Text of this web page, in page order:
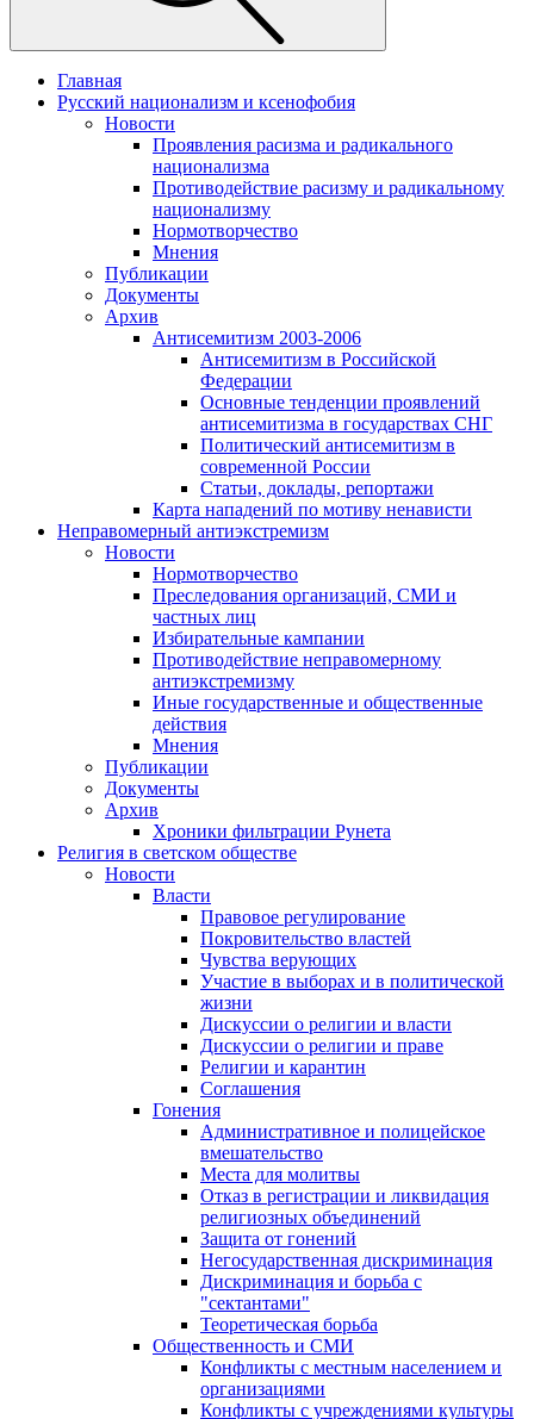
Главная
Русский национализм и ксенофобия
Новости
Проявления расизма и радикального
национализма
Противодействие расизму и радикальному
национализму
Нормотворчество
Мнения
Публикации
Документы
Архив
Антисемитизм 2003-2006
Антисемитизм в Российской
Федерации
Основные тенденции проявлений
антисемитизма в государствах СНГ
Политический антисемитизм в
современной России
Статьи, доклады, репортажи
Карта нападений по мотиву ненависти
Неправомерный антиэкстремизм
Новости
Нормотворчество
Преследования организаций, СМИ и
частных лиц
Избирательные кампании
Противодействие неправомерному
антиэкстремизму
Иные государственные и общественные
действия
Мнения
Публикации
Документы
Архив
Хроники фильтрации Рунета
Религия в светском обществе
Новости
Власти
Правовое регулирование
Покровительство властей
Чувства верующих
Участие в выборах и в политической
жизни
Дискуссии о религии и власти
Дискуссии о религии и праве
Религии и карантин
Соглашения
Гонения
Административное и полицейское
вмешательство
Места для молитвы
Отказ в регистрации и ликвидация
религиозных объединений
Защита от гонений
Негосударственная дискриминация
Дискриминация и борьба с
"сектантами"
Теоретическая борьба
Общественность и СМИ
Конфликты с местным населением и
организациями
Конфликты с учреждениями культуры